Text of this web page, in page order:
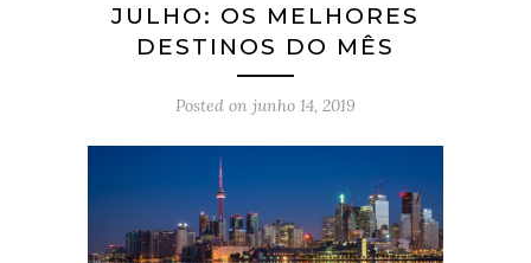
JULHO: OS MELHORES
DESTINOS DO MÊS
Posted on junho 14, 2019